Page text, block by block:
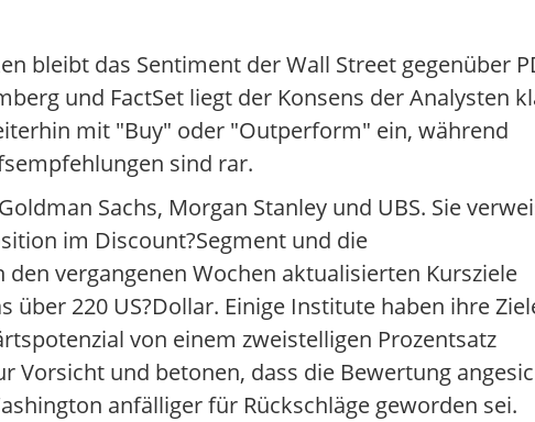
bleibt das Sentiment der Wall Street gegenüber
und FactSet liegt der Konsens der Analysten
mit "Buy" oder "Outperform" ein, während
sind rar.
Sachs, Morgan Stanley und UBS. Sie
im Discount?Segment und die
vergangenen Wochen aktualisierten Kursziele
über 220 US?Dollar. Einige Institute haben ihre
von einem zweistelligen Prozentsatz
Vorsicht und betonen, dass die Bewertung
anfälliger für Rückschläge geworden sei.